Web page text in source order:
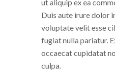
ut aliquip ex ea
Duis aute irure dolor
voluptate velit esse
fugiat nulla pariatur.
occaecat cupidatat
culpa.